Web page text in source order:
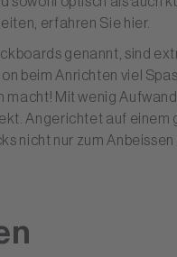
erfahren Sie hier.
genannt, sind
beim Anrichten viel
macht! Mit wenig
Angerichtet auf
nicht nur zum